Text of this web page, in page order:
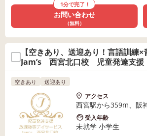
1分で完了！
お問い合わせ
（無料）
【空きあり、送迎あり！言語訓練×
Jam’s 西宮北口校 児童発達支援
ービス
空きあり 送迎あり
アクセス
西宮駅から359m、阪
受入年齢
未就学 小学生